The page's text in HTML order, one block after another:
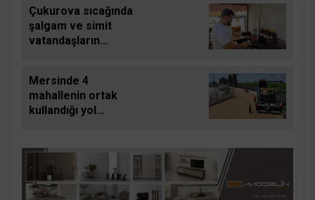
Çukurova sıcağında
şalgam ve simit
vatandaşların
Mersinde 4
mahallenin ortak
kullandığı yol